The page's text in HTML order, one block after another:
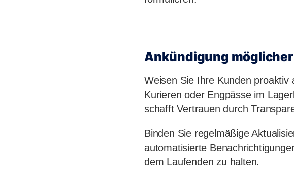
Ankündigung
Weisen Sie Ihre Kunden
Kurieren oder Engpässe im
schafft Vertrauen durch
Binden Sie regelmäßige
automatisierte
dem Laufenden zu halten.